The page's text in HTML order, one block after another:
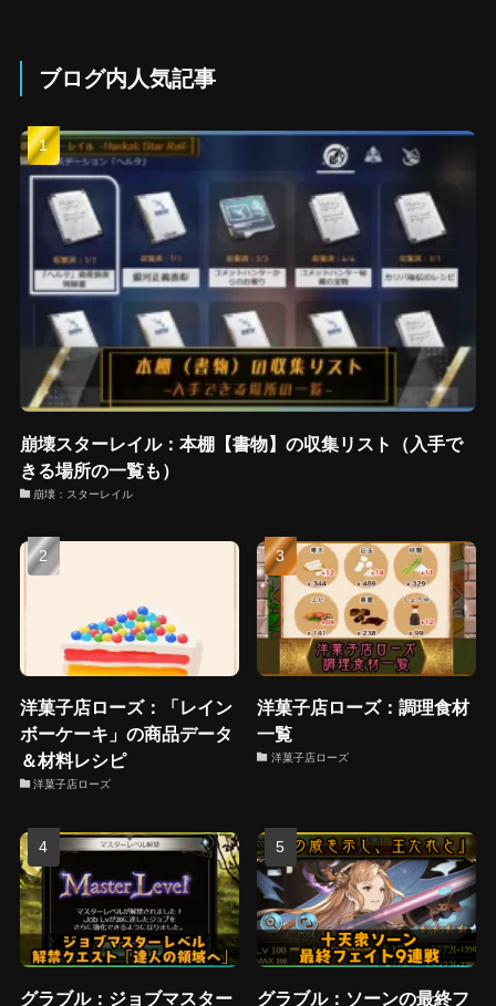
ブログ内人気記事
崩壊スターレイル：本棚【書物】の収集リスト（入手で
きる場所の一覧も）
崩壊：スターレイル
洋菓子店ローズ：「レイン
ボーケーキ」の商品データ
＆材料レシピ
洋菓子店ローズ
洋菓子店ローズ：調理食材
一覧
洋菓子店ローズ
グラブル：ジョブマスター グラブル：ソーンの最終フ